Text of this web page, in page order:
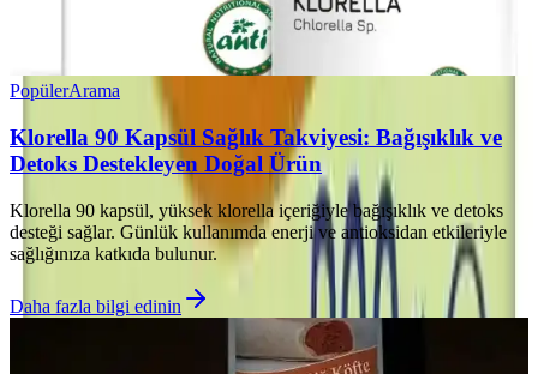
PopülerArama
Klorella 90 Kapsül Sağlık Takviyesi: Bağışıklık ve
Detoks Destekleyen Doğal Ürün
Klorella 90 kapsül, yüksek klorella içeriğiyle bağışıklık ve detoks
desteği sağlar. Günlük kullanımda enerji ve antioksidan etkileriyle
sağlığınıza katkıda bulunur.
Daha fazla bilgi edinin